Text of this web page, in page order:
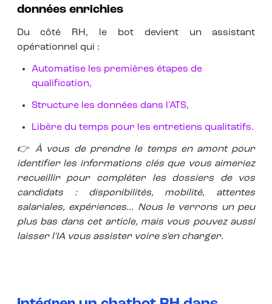
données enrichies
Du côté RH, le bot devient un assistant
opérationnel qui :
Automatise les premières étapes de
qualification,
Structure les données dans l'ATS,
Libère du temps pour les entretiens qualitatifs.
👉À vous de prendre le temps en amont pour
identifier les informations clés que vous aimeriez
recueillir pour compléter les dossiers de vos
candidats : disponibilités, mobilité, attentes
salariales, expériences... Nous le verrons un peu
plus bas dans cet article, mais vous pouvez aussi
laisser l'IA vous assister voire s'en charger.